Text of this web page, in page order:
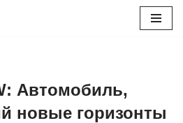
Автомобиль,
новые горизонты